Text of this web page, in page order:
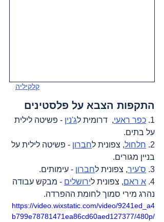
קלקיליה
התקפות הצבא על פלסטינים
1. כפר ראעי,  דרומית לג'נין - פשיטה לילית
על בתים.
2. חלחול, צפונית לחברון - פשיטה לילית על
בניין מגורים.
3. ס'עיר, צפונית לחברון - עימותים.
4. א ראם, צפונית לירושלים - מבקש עבודה
נהרג מירי סמוך לחומת ההפרדה.
https://video.wixstatic.com/video/9241ed_a4
b799e78781471ea86cd60aed127377/480p/